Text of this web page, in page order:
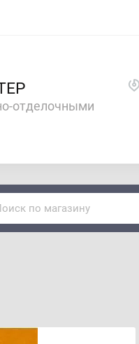
отделочными